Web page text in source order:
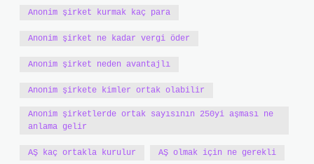
Anonim şirket kurmak kaç para
Anonim şirket ne kadar vergi öder
Anonim şirket neden avantajlı
Anonim şirkete kimler ortak olabilir
Anonim şirketlerde ortak sayısının 250yi aşması ne
anlama gelir
AŞ kaç ortakla kurulur AŞ olmak için ne gerekli